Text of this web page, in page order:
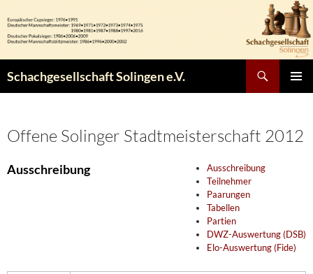
Inhalt
springen
Schachgesellschaft Solingen e.V.
Offene Solinger Stadtmeisterschaft 2012
Ausschreibung
Teilnehmer
Paarungen
Tabellen
Partien
DWZ-Auswertung (DSB)
Elo-Auswertung (Fide)
Ausschreibung